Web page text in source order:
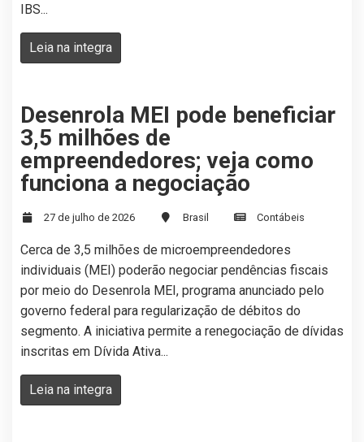
IBS...
Leia na integra
Desenrola MEI pode beneficiar
3,5 milhões de
empreendedores; veja como
funciona a negociação
27 de julho de 2026 Brasil Contábeis
Cerca de 3,5 milhões de microempreendedores
individuais (MEI) poderão negociar pendências fiscais
por meio do Desenrola MEI, programa anunciado pelo
governo federal para regularização de débitos do
segmento. A iniciativa permite a renegociação de dívidas
inscritas em Dívida Ativa...
Leia na integra